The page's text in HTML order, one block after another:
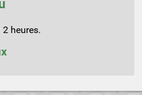
2 heures.